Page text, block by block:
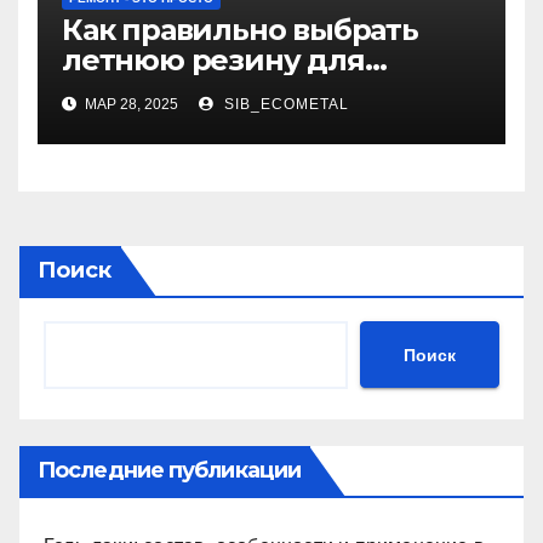
Как правильно выбрать
летнюю резину для
машины?
МАР 28, 2025 SIB_ECOMETAL
Поиск
Поиск
Последние публикации